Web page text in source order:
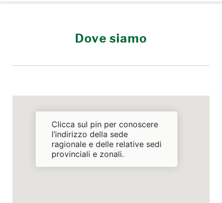
Dove siamo
Clicca sul pin per conoscere
l’indirizzo della sede
ragionale e delle relative sedi
provinciali e zonali.